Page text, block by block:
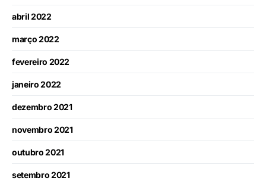
abril 2022
março 2022
fevereiro 2022
janeiro 2022
dezembro 2021
novembro 2021
outubro 2021
setembro 2021